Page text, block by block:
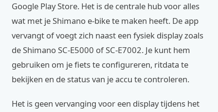
Google Play Store. Het is de centrale hub voor alles
wat met je Shimano e-bike te maken heeft. De app
vervangt of voegt zich naast een fysiek display zoals
de Shimano SC-E5000 of SC-E7002. Je kunt hem
gebruiken om je fiets te configureren, ritdata te
bekijken en de status van je accu te controleren.
Het is geen vervanging voor een display tijdens het